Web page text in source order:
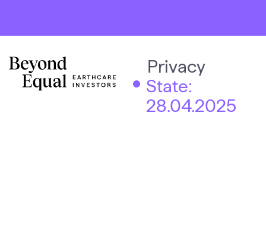
Privacy
State:
28.04.2025